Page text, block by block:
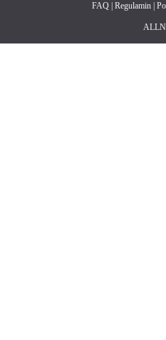
FAQ| Regulamin|